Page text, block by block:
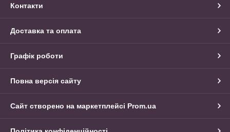
Контакти
Доставка та оплата
Графік роботи
Повна версія сайту
Сайт створено на маркетплейсі Prom.ua